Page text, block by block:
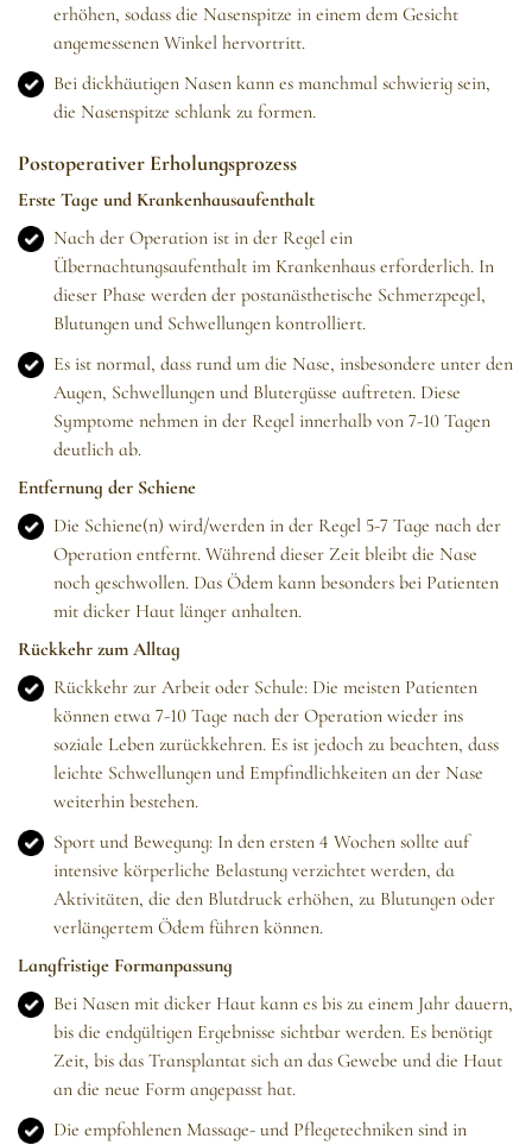
erhöhen, sodass die Nasenspitze in einem dem Gesicht
angemessenen Winkel hervortritt.
Bei dickhäutigen Nasen kann es manchmal schwierig sein,
die Nasenspitze schlank zu formen.
Postoperativer Erholungsprozess
Erste Tage und Krankenhausaufenthalt
Nach der Operation ist in der Regel ein
Übernachtungsaufenthalt im Krankenhaus erforderlich. In
dieser Phase werden der postanästhetische Schmerzpegel,
Blutungen und Schwellungen kontrolliert.
Es ist normal, dass rund um die Nase, insbesondere unter den
Augen, Schwellungen und Blutergüsse auftreten. Diese
Symptome nehmen in der Regel innerhalb von 7-10 Tagen
deutlich ab.
Entfernung der Schiene
Die Schiene(n) wird/werden in der Regel 5-7 Tage nach der
Operation entfernt. Während dieser Zeit bleibt die Nase
noch geschwollen. Das Ödem kann besonders bei Patienten
mit dicker Haut länger anhalten.
Rückkehr zum Alltag
Rückkehr zur Arbeit oder Schule: Die meisten Patienten
können etwa 7-10 Tage nach der Operation wieder ins
soziale Leben zurückkehren. Es ist jedoch zu beachten, dass
leichte Schwellungen und Empfindlichkeiten an der Nase
weiterhin bestehen.
Sport und Bewegung: In den ersten 4 Wochen sollte auf
intensive körperliche Belastung verzichtet werden, da
Aktivitäten, die den Blutdruck erhöhen, zu Blutungen oder
verlängertem Ödem führen können.
Langfristige Formanpassung
Bei Nasen mit dicker Haut kann es bis zu einem Jahr dauern,
bis die endgültigen Ergebnisse sichtbar werden. Es benötigt
Zeit, bis das Transplantat sich an das Gewebe und die Haut
an die neue Form angepasst hat.
Die empfohlenen Massage- und Pflegetechniken sind in